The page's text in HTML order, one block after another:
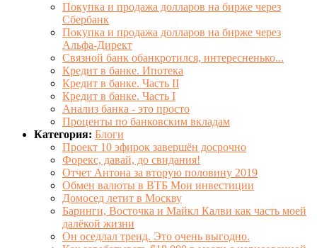
Покупка и продажа долларов на бирже через
Сбербанк
Покупка и продажа долларов на бирже через
Альфа-Директ
Связной банк обанкротился, интересненько...
Кредит в банке. Ипотека
Кредит в банке. Часть II
Кредит в банке. Часть I
Анализ банка - это просто
Проценты по банковским вкладам
Категория: Блоги
Проект 10 эфирок завершён досрочно
Форекс, давай, до свидания!
Отчет Антона за вторую половину 2019
Обмен валюты в ВТБ Мои инвестиции
Домосед летит в Москву
Баринги, Восточка и Майкл Калви как часть моей
далёкой жизни
Он оседлал тренд. Это очень выгодно.